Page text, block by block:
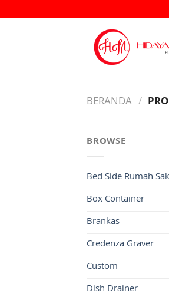
to
BERANDA /
BROWSE
Bed Side Rumah
Box Container
Brankas
Credenza Graver
Custom
Dish Drainer